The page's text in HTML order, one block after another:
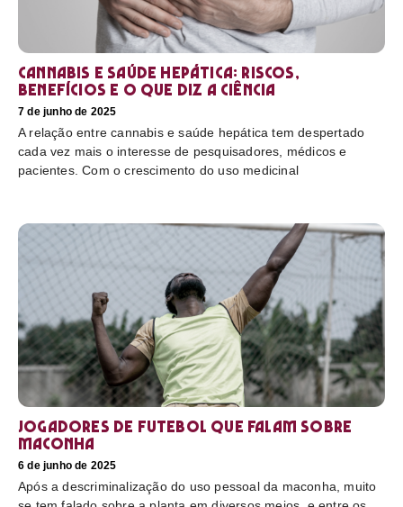
Cannabis e saúde hepática: riscos,
benefícios e o que diz a ciência
7 de junho de 2025
A relação entre cannabis e saúde hepática tem despertado
cada vez mais o interesse de pesquisadores, médicos e
pacientes. Com o crescimento do uso medicinal
Jogadores de futebol que falam sobre
maconha
6 de junho de 2025
Após a descriminalização do uso pessoal da maconha, muito